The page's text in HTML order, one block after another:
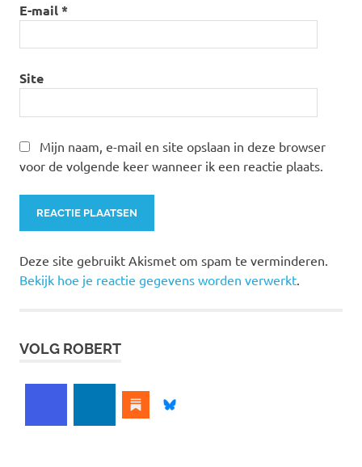
E-mail*
Site
Mijn naam, e-mail en site opslaan in deze browser
voor de volgende keer wanneer ik een reactie plaats.
Deze site gebruikt Akismet om spam te verminderen.
Bekijk hoe je reactie gegevens worden verwerkt
VOLG ROBERT